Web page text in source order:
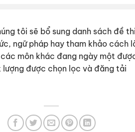
tôi sẽ bổ sung danh sách đề
ngữ pháp hay tham khảo cách
các môn khác đang ngày một
được chọn lọc và đăng tải